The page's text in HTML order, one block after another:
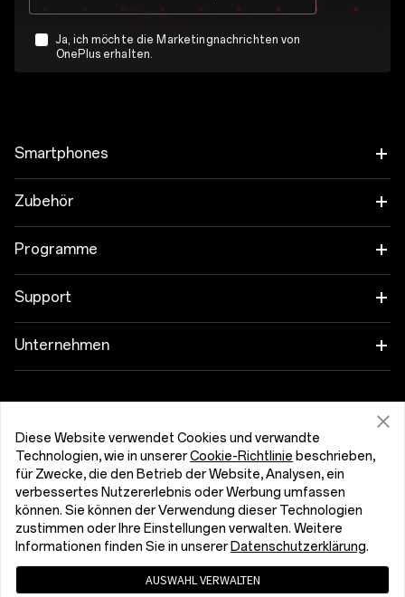
Ja, ich möchte die Marketingnachrichten von
OnePlus erhalten.
Smartphones
OnePlus 15
OnePlus 15R
OnePlus Nord 5
Zubehör
Tablet
Wearables
Gehäuse & Schutz
Pakete
Lifestyle
Programme
Verbinde deine OnePlus-Geräte
Rabattprogramm
Support
FAQs zum Thema Kauf
Benutzerhandbücher
Kontakt
Fehlerbehebung
Bedienungshilfen
Unternehmen
Community
Red Cable Club
OnePlus Store-App
Luxemburg (Deutsch)
Benutzervereinbarung
Diese Website verwendet Cookies und verwandte
Technologien, wie in unsererCookie-Richtlinie beschrieben,
für Zwecke, die den Betrieb der Website, Analysen, ein
verbessertes Nutzererlebnis oder Werbung umfassen
können. Sie können der Verwendung dieser Technologien
zustimmen oder Ihre Einstellungen verwalten. Weitere
Informationen finden Sie in unserer Datenschutzerklärung.
AUSWAHL VERWALTEN